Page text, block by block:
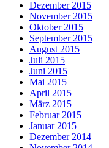
Dezember 2015
November 2015
Oktober 2015
September 2015
August 2015
Juli 2015
Juni 2015
Mai 2015
April 2015
März 2015
Februar 2015
Januar 2015
Dezember 2014